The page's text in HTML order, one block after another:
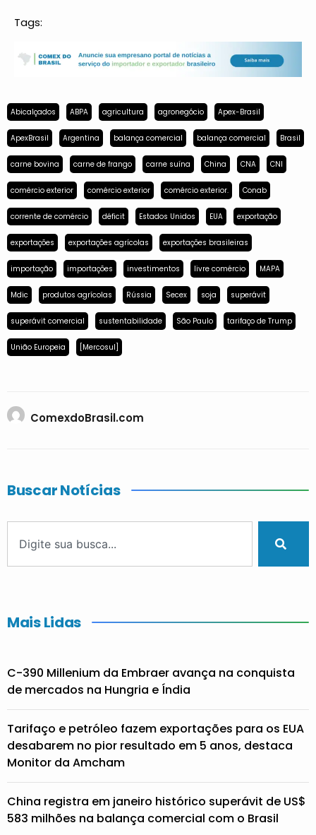
Tags:
Abicalçados ABPA agricultura agronegócio Apex-Brasil
ApexBrasil Argentina balança comercial balança comercial Brasil
carne bovina carne de frango carne suína China CNA CNI
comércio exterior comércio exterior comércio exterior. Conab
corrente de comércio déficit Estados Unidos EUA exportação
exportações exportações agrícolas exportações brasileiras
importação importações investimentos livre comércio MAPA
Mdic produtos agrícolas Rússia Secex soja superávit
superávit comercial sustentabilidade São Paulo tarifaço de Trump
União Europeia [Mercosul]
ComexdoBrasil.com
Buscar Notícias
Mais Lidas
C-390 Millenium da Embraer avança na conquista
de mercados na Hungria e Índia
Tarifaço e petróleo fazem exportações para os EUA
desabarem no pior resultado em 5 anos, destaca
Monitor da Amcham
China registra em janeiro histórico superávit de US$
583 milhões na balança comercial com o Brasil